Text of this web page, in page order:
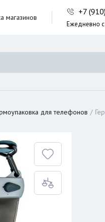
магазинов
+7
Ежедневно
для телефонов